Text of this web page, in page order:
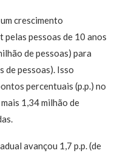
crescimento
pessoas de 10 anos
de pessoas) para
de pessoas). Isso
percentuais (p.p.) no
1,34 milhão de
avançou 1,7 p.p. (de